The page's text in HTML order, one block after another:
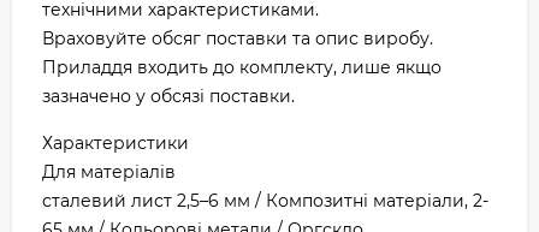
технічними характеристиками.
Враховуйте обсяг поставки та опис виробу.
Приладдя входить до комплекту, лише якщо
зазначено у обсязі поставки.
Характеристики
Для матеріалів
сталевий лист 2,5–6 мм / Композитні матеріали, 2-